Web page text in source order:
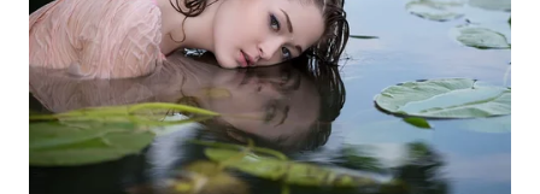
WAHANA
OTOMOTIF
WAHANA
HEALTH